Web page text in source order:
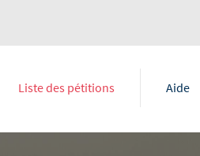
Liste des pétitions Aide